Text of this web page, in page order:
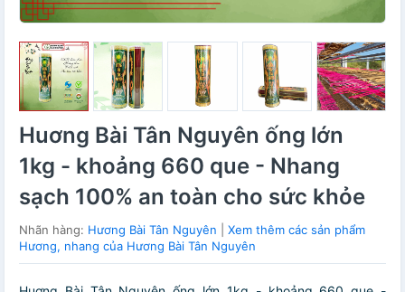
Huơng Bài Tân Nguyên ống lớn
1kg - khoảng 660 que - Nhang
sạch 100% an toàn cho sức khỏe
Nhãn hàng: Hương Bài Tân Nguyên
Xem thêm các sản phẩm
Hương, nhang của Hương Bài Tân Nguyên